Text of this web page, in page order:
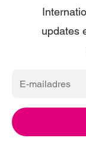
updates
E-